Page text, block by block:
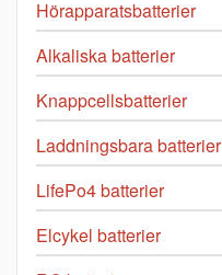
Hörapparatsbatterier
Alkaliska batterier
Knappcellsbatterier
Laddningsbara batterier
LifePo4 batterier
Elcykel batterier